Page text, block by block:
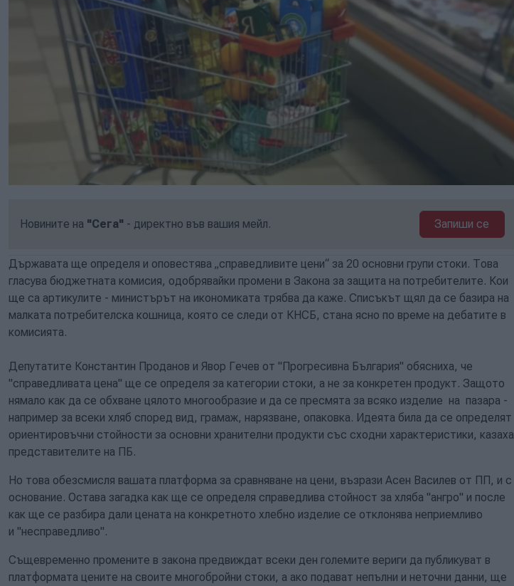
Новините на "Сега" - директно във вашия мейл. Запиши се
Държавата ще определя и оповестява „справедливите цени“ за 20 основни групи стоки. Това
гласува бюджетната комисия, одобрявайки промени в Закона за защита на потребителите. Кои
ще са артикулите - министърът на икономиката трябва да каже. Списъкът щял да се базира на
малката потребителска кошница, която се следи от КНСБ, стана ясно по време на дебатите в
комисията.
Депутатите Константин Проданов и Явор Гечев от "Прогресивна България" обясниха, че
"справедливата цена" ще се определя за категории стоки, а не за конкретен продукт. Защото
нямало как да се обхване цялото многообразие и да се пресмята за всяко изделие на пазара -
например за всеки хляб според вид, грамаж, нарязване, опаковка. Идеята била да се определят
ориентировъчни стойности за основни хранителни продукти със сходни характеристики, казаха
представителите на ПБ.
Но това обезсмисля вашата платформа за сравняване на цени, възрази Асен Василев от ПП, и с
основание. Остава загадка как ще се определя справедлива стойност за хляба "ангро" и после
как ще се разбира дали цената на конкретното хлебно изделие се отклонява неприемливо
и "несправедливо".
Същевременно промените в закона предвиждат всеки ден големите вериги да публикуват в
платформата цените на своите многобройни стоки, а ако подават непълни и неточни данни, ще